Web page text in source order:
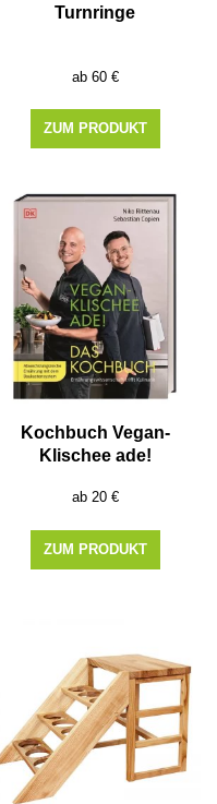
Turnringe
60 €
ZUM PRODUKT
Kochbuch Vegan-
Klischee ade!
20 €
ZUM PRODUKT